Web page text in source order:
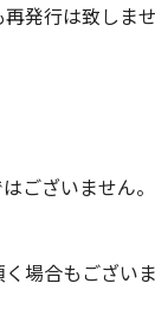
発行は致しま
ございません。
場合もございま